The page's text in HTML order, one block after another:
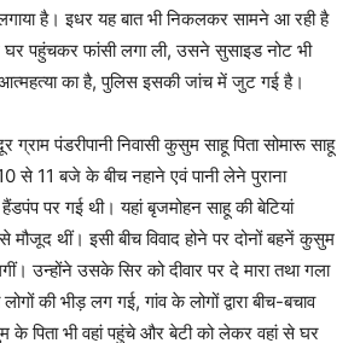
है। इधर यह बात भी निकलकर सामने आ रही है
घर पहुंचकर फांसी लगा ली, उसने सुसाइड नोट भी
आत्महत्या का है, पुलिस इसकी जांच में जुट गई है।
ग्राम पंडरीपानी निवासी कुसुम साहू पिता सोमारू साहू
से 11 बजे के बीच नहाने एवं पानी लेने पुराना
पर गई थी। यहां बृजमोहन साहू की बेटियां
थीं। इसी बीच विवाद होने पर दोनों बहनें कुसुम
उन्होंने उसके सिर को दीवार पर दे मारा तथा गला
की भीड़ लग गई, गांव के लोगों द्वारा बीच-बचाव
के पिता भी वहां पहुंचे और बेटी को लेकर वहां से घर